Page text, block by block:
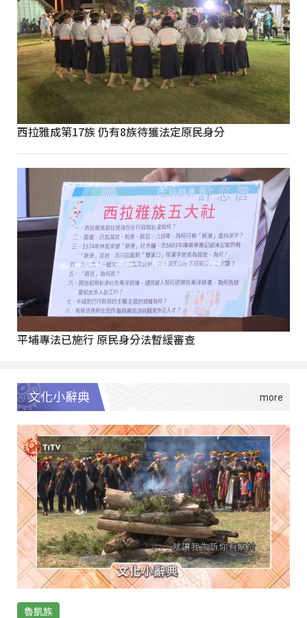
西拉雅成第17族 仍有8族待獲法定原民身分
平埔專法已施行 原民身分法暫緩審查
文化小辭典
魯凱族